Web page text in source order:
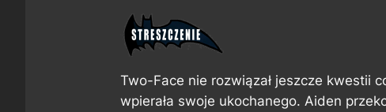
Two-Face nie rozwiązał jeszcze kwestii
wpierała swoje ukochanego. Aiden